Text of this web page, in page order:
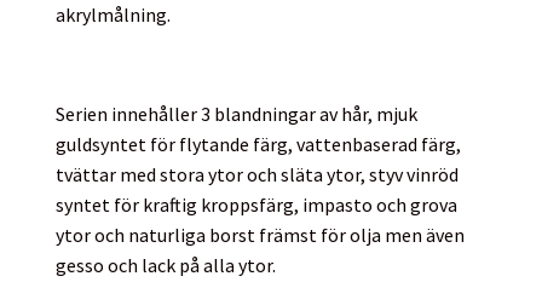
akrylmålning.
Serien innehåller 3 blandningar av hår, mjuk
guldsyntet för flytande färg, vattenbaserad färg,
tvättar med stora ytor och släta ytor, styv vinröd
syntet för kraftig kroppsfärg, impasto och grova
ytor och naturliga borst främst för olja men även
gesso och lack på alla ytor.